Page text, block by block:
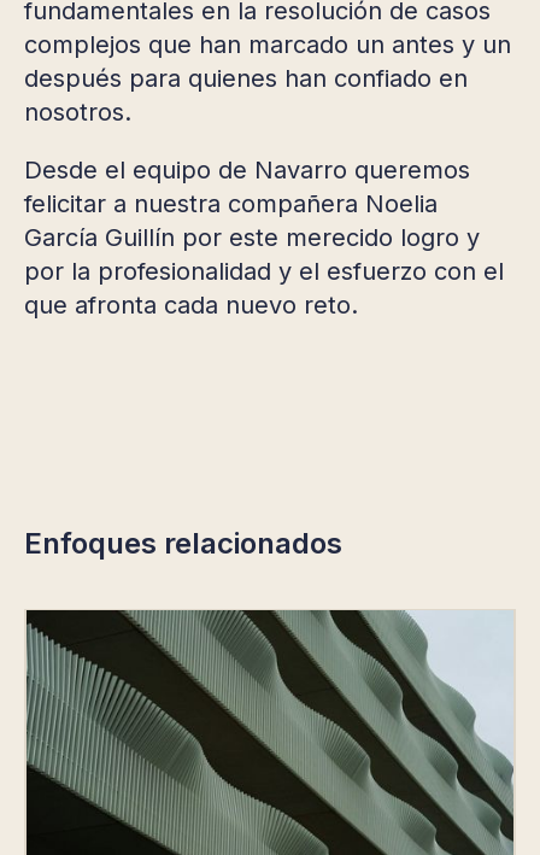
fundamentales en la resolución de casos
complejos que han marcado un antes y un
después para quienes han confiado en
nosotros.
Desde el equipo de Navarro queremos
felicitar a nuestra compañera Noelia
García Guillín por este merecido logro y
por la profesionalidad y el esfuerzo con el
que afronta cada nuevo reto.
Enfoques relacionados